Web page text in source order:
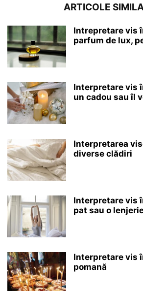
ARTICOLE
Intrepretare vis
parfum de lux,
Interpretare vis
un cadou sau îl
Interpretarea
diverse clădiri
Interpretare vis
pat sau o
Interpretare vis
pomană